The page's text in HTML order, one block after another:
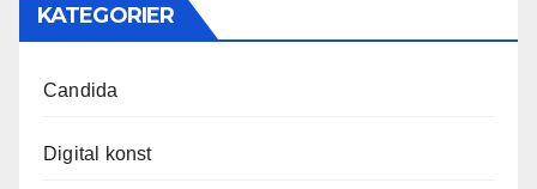
KATEGORIER
Candida
Digital konst